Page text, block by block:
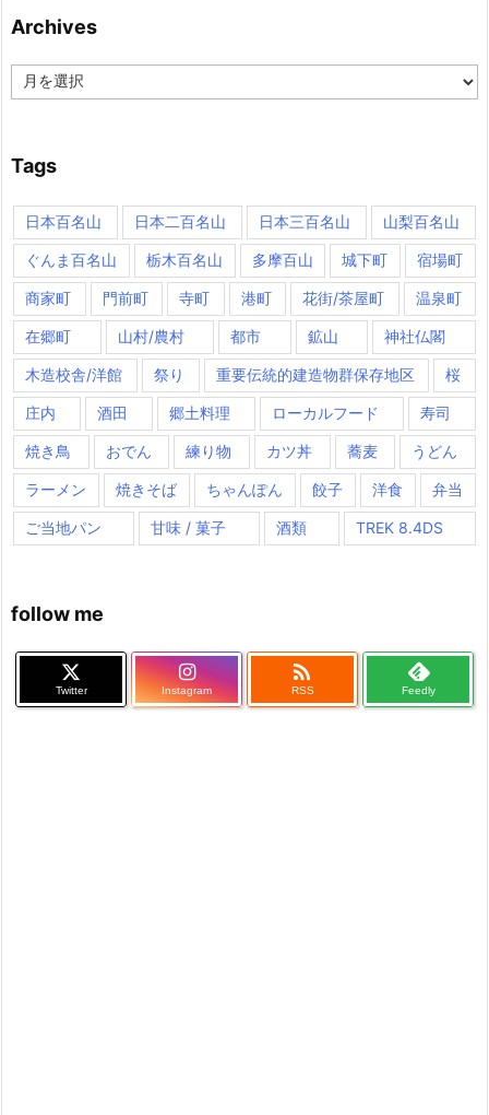
Archives
Archives
Tags
日本百名山 日本二百名山 日本三百名山 山梨百名山
ぐんま百名山 栃木百名山 多摩百山 城下町 宿場町
商家町 門前町 寺町 港町 花街/茶屋町 温泉町
在郷町 山村/農村 都市 鉱山 神社仏閣
木造校舎/洋館 祭り 重要伝統的建造物群保存地区 桜
庄内 酒田 郷土料理 ローカルフード 寿司
焼き鳥 おでん 練り物 カツ丼 蕎麦 うどん
ラーメン 焼きそば ちゃんぽん 餃子 洋食 弁当
ご当地パン 甘味 / 菓子 酒類 TREK 8.4DS
follow me
Twitter Instagram

RSS Feedly